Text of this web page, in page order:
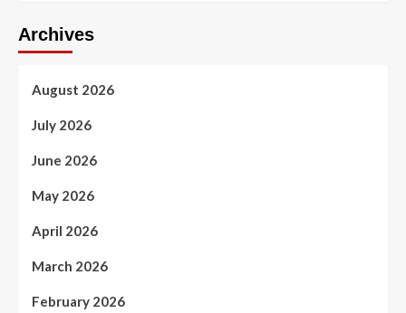
Archives
August 2026
July 2026
June 2026
May 2026
April 2026
March 2026
February 2026